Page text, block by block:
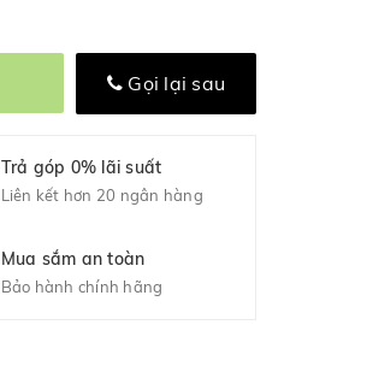
Gọi lại sau
Trả góp 0% lãi suất
Liên kết hơn 20 ngân hàng
Mua sắm an toàn
Bảo hành chính hãng